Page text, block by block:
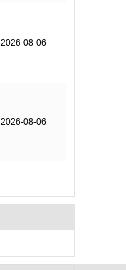
2026-08-06
2026-08-06